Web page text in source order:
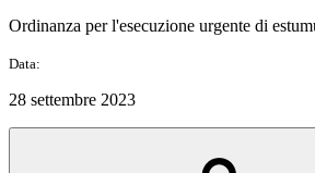
Ordinanza per l'esecuzione urgente di
Data:
28 settembre 2023